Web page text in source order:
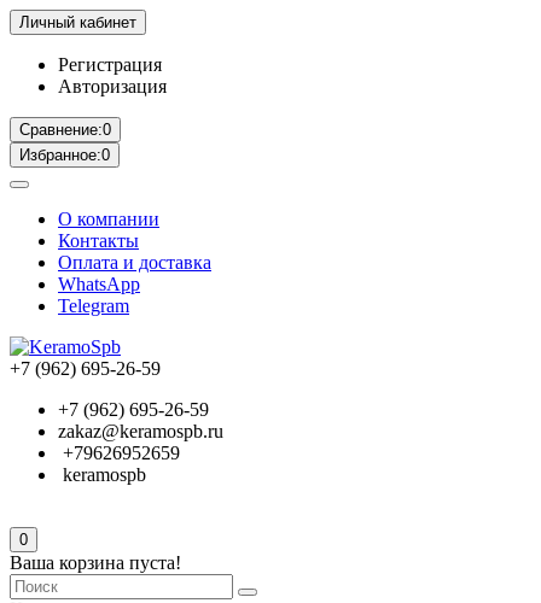
Личный кабинет
Регистрация
Авторизация
Сравнение:0
Избранное:0
О компании
Контакты
Оплата и доставка
WhatsApp
Telegram
+7 (962) 695-26-59
+7 (962) 695-26-59
zakaz@keramospb.ru
+79626952659
keramospb
0
Ваша корзина пуста!